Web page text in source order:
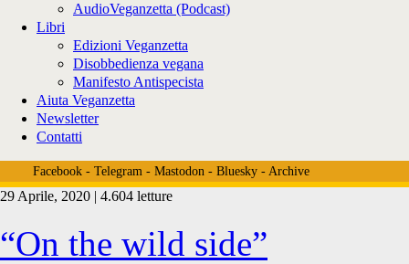
AudioVeganzetta (Podcast)
Libri
Edizioni Veganzetta
Disobbedienza vegana
Manifesto Antispecista
Aiuta Veganzetta
Newsletter
Contatti
Facebook- Telegram- Mastodon- Bluesky- Archive
Tag:
29 Aprile, 2020 | 4.604 letture
“On the wild side”